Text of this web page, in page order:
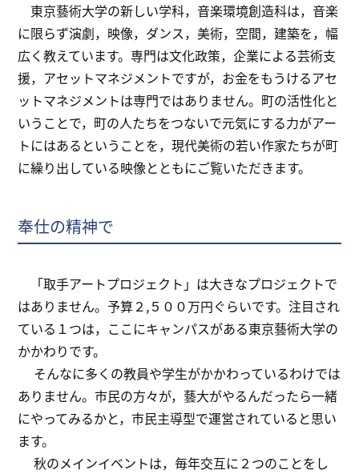
東京藝術大学の新しい学科，音楽環境創造科は，音楽
に限らず演劇，映像，ダンス，美術，空間，建築を，幅
広く教えています。専門は文化政策，企業による芸術支
援，アセットマネジメントですが，お金をもうけるアセ
ットマネジメントは専門ではありません。町の活性化と
いうことで，町の人たちをつないで元気にする力がアー
トにはあるということを，現代美術の若い作家たちが町
に繰り出している映像とともにご覧いただきます。
奉仕の精神で
「取手アートプロジェクト」は大きなプロジェクトで
はありません。予算２,５００万円ぐらいです。注目され
ている１つは，ここにキャンパスがある東京藝術大学の
かかわりです。
そんなに多くの教員や学生がかかわっているわけでは
ありません。市民の方々が，藝大がやるんだったら一緒
にやってみるかと，市民主導型で運営されていると思い
ます。
秋のメインイベントは，毎年交互に２つのことをし